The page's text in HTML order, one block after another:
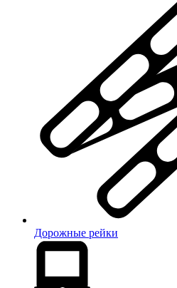
Дорожные рейки